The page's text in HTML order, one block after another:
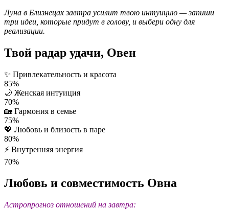
Луна в Близнецах завтра усилит твою интуицию — запиши
три идеи, которые придут в голову, и выбери одну для
реализации.
Твой радар удачи, Овен
✨ Привлекательность и красота
85%
🌙 Женская интуиция
70%
🏡 Гармония в семье
75%
💖 Любовь и близость в паре
80%
⚡ Внутренняя энергия
70%
Любовь и совместимость Овна
Астропрогноз отношений на завтра: